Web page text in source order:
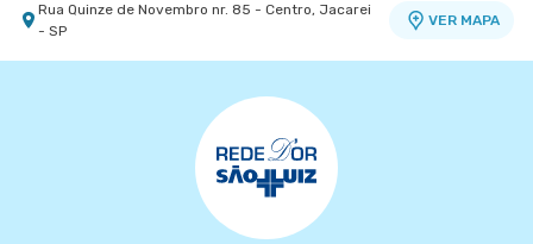
Rua Quinze de Novembro nr. 85 - Centro, Jacarei
- SP
VER MAPA
Centro Médico Vivalle - Unidade Carlos Maria
Rua Carlos Maria Auricchio nr. 70 - Jardim
Aquarius, Sao Jose Dos Campos - SP